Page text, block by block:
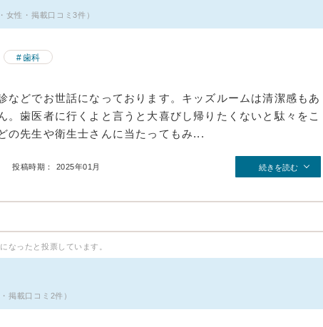
女性・掲載口コミ3件）
歯科
などでお世話になっております。キッズルームは清潔感もあ
。歯医者に行くよと言うと大喜びし帰りたくないと駄々をこ
の先生や衛生士さんに当たってもみ...
投稿時期： 2025年01月 続きを読む
なったと投票しています。
掲載口コミ2件）